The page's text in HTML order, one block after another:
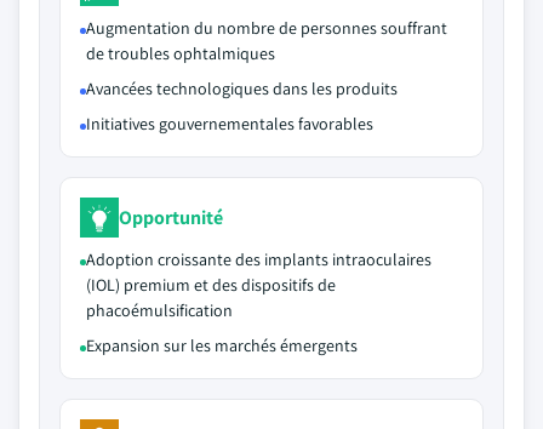
Augmentation du nombre de personnes souffrant
de troubles ophtalmiques
Avancées technologiques dans les produits
Initiatives gouvernementales favorables
Opportunité
Adoption croissante des implants intraoculaires
(IOL) premium et des dispositifs de
phacoémulsification
Expansion sur les marchés émergents